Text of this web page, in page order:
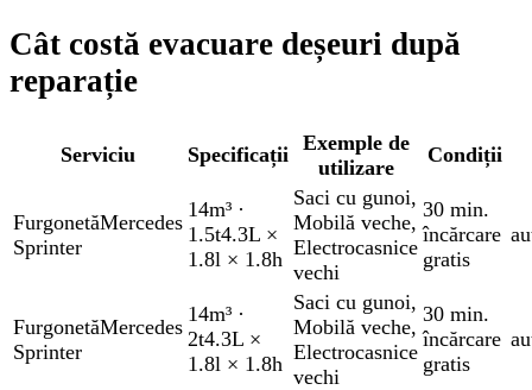
Cât costă evacuare deșeuri după
reparație
Serviciu Specificații
Exemple de
utilizare
Condiții
FurgonetăMercedes
Sprinter
14m³ ·
1.5t4.3L ×
1.8l × 1.8h
Saci cu gunoi,
Mobilă veche,
Electrocasnice
vechi
30 min.
încărcare
gratis
FurgonetăMercedes
Sprinter
14m³ ·
2t4.3L ×
1.8l × 1.8h
Saci cu gunoi,
Mobilă veche,
Electrocasnice
vechi
30 min.
încărcare
gratis